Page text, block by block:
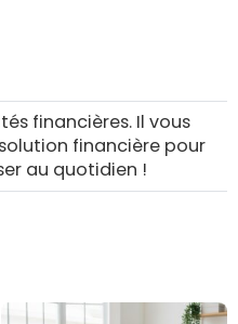
financières. Il vous
financière pour
au quotidien !